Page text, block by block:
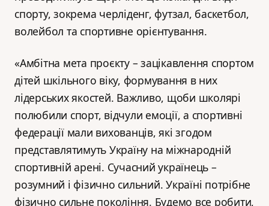
спорту, зокрема черліденг, футзал, баскетбол,
волейбол та спортивне орієнтування.
«Амбітна мета проєкту – зацікавлення спортом
дітей шкільного віку, формування в них
лідерських якостей. Важливо, щоби школярі
полюбили спорт, відчули емоції, а спортивні
федерації мали вихованців, які згодом
представлятимуть Україну на міжнародній
спортивній арені. Сучасний українець –
розумний і фізично сильний. Україні потрібне
фізично сильне покоління. Будемо все робити,